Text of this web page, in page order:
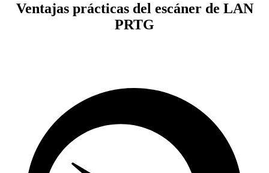
Ventajas prácticas del escáner de LAN
PRTG